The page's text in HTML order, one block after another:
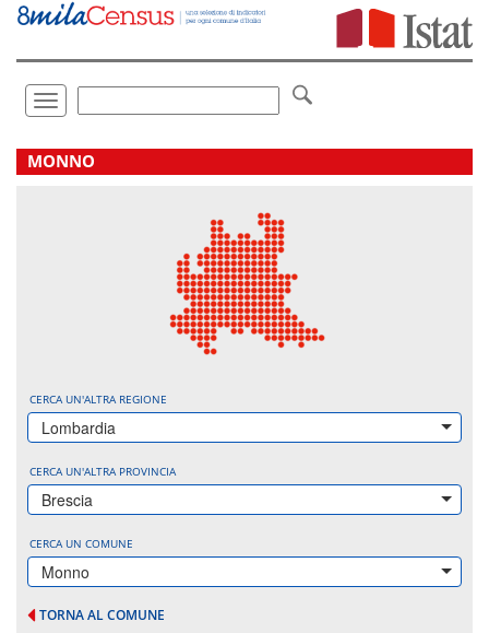
Vai
direttamente
Toggle
navigation
.
MONNO
CERCA UN'ALTRA REGIONE
Lombardia
CERCA UN'ALTRA PROVINCIA
Brescia
CERCA UN COMUNE
Monno
TORNA AL COMUNE